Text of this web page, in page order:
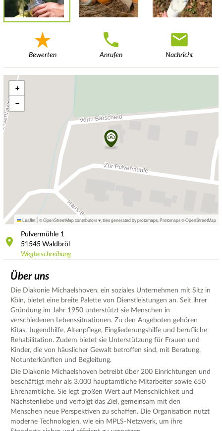
Bewerten Anrufen Nachricht
+
−
Leaflet | © OpenStreetMap contributors ♥, tiles generated by protomaps Protomaps©OpenStreetMap
Pulvermühle 1
51545 Waldbröl
Wegbeschreibung
Über uns
Die Diakonie Michaelshoven, ein soziales Unternehmen mit Sitz in
Köln, bietet eine breite Palette von Dienstleistungen an. Seit ihrer
Gründung im Jahr 1950 unterstützt sie Menschen in
verschiedenen Lebenssituationen. Zu den Angeboten gehören
Kitas, Jugendhilfe, Altenpflege, Eingliederungshilfe und berufliche
Rehabilitation. Zudem bietet sie Unterstützung für Frauen und
Kinder, die von häuslicher Gewalt betroffen sind, mit Beratung,
Notunterkünften und Begleitung.
Die Diakonie Michaelshoven betreibt über 200 Einrichtungen und
beschäftigt mehr als 3.000 hauptamtliche Mitarbeiter sowie 650
Ehrenamtliche. Sie legt großen Wert auf Menschlichkeit und
Nächstenliebe und verfolgt das Ziel, gemeinsam mit den
Menschen neue Perspektiven zu schaffen. Die Organisation nutzt
moderne Technologien, wie ein MPLS-Netzwerk, um ihre